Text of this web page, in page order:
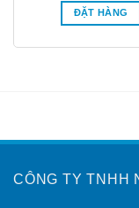
là:
ĐẶT HÀNG
CÔNG TY TNHH